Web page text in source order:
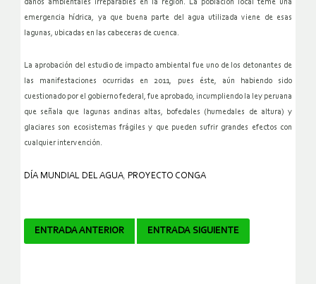
daños ambientales irreparables en la región. La población local teme una
emergencia hídrica, ya que buena parte del agua utilizada viene de esas
lagunas, ubicadas en las cabeceras de cuenca.
La aprobación del estudio de impacto ambiental fue uno de los detonantes de
las manifestaciones ocurridas en 2011, pues éste, aún habiendo sido
cuestionado por el gobierno federal, fue aprobado, incumpliendo la ley peruana
que señala que lagunas andinas altas, bofedales (humedales de altura) y
glaciares son ecosistemas frágiles y que pueden sufrir grandes efectos con
cualquier intervención.
DÍA MUNDIAL DEL AGUA, PROYECTO CONGA
Navegador
ENTRADA ANTERIOR ENTRADA SIGUIENTE